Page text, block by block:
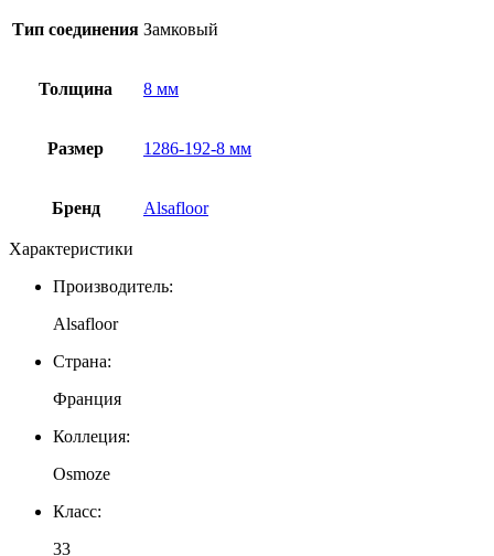
Тип соединения Замковый
Толщина 8 мм
Размер 1286-192-8 мм
Бренд Alsafloor
Характеристики
Производитель:
Alsafloor
Страна:
Франция
Коллеция:
Osmoze
Класс:
33